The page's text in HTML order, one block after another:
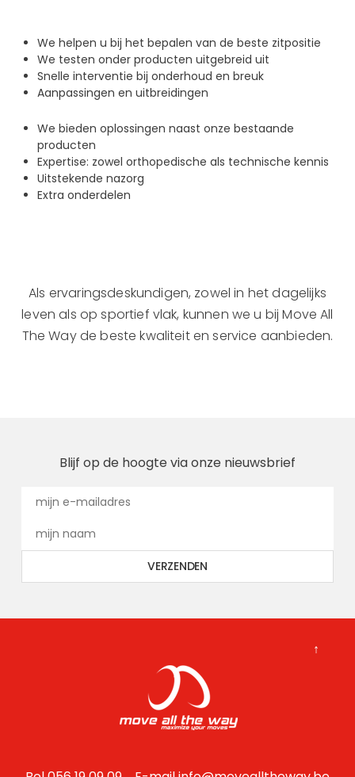
We helpen u bij het bepalen van de beste zitpositie
We testen onder producten uitgebreid uit
Snelle interventie bij onderhoud en breuk
Aanpassingen en uitbreidingen
We bieden oplossingen naast onze bestaande
producten
Expertise: zowel orthopedische als technische kennis
Uitstekende nazorg
Extra onderdelen
Als ervaringsdeskundigen, zowel in het dagelijks
leven als op sportief vlak, kunnen we u bij Move All
The Way de beste kwaliteit en service aanbieden.
Blijf op de hoogte via onze nieuwsbrief
↑